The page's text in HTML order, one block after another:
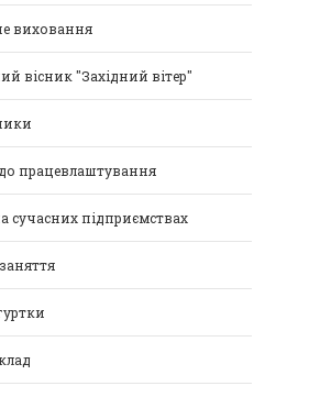
виховання
вісник "Західний вітер"
працевлаштування
сучасних підприємствах